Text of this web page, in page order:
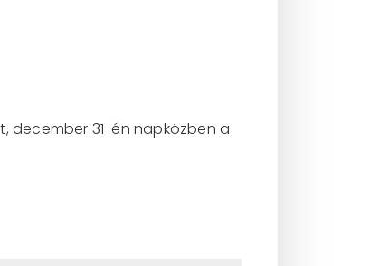
december 31-én napközben a